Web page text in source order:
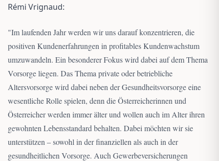
Rémi Vrignaud:
"Im laufenden Jahr werden wir uns darauf konzentrieren, die
positiven Kundenerfahrungen in profitables Kundenwachstum
umzuwandeln. Ein besonderer Fokus wird dabei auf dem Thema
Vorsorge liegen. Das Thema private oder betriebliche
Altersvorsorge wird dabei neben der Gesundheitsvorsorge eine
wesentliche Rolle spielen, denn die Österreicherinnen und
Österreicher werden immer älter und wollen auch im Alter ihren
gewohnten Lebensstandard behalten. Dabei möchten wir sie
unterstützen – sowohl in der finanziellen als auch in der
gesundheitlichen Vorsorge. Auch Gewerbeversicherungen